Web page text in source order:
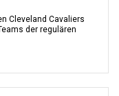
Cleveland Cavaliers
der regulären